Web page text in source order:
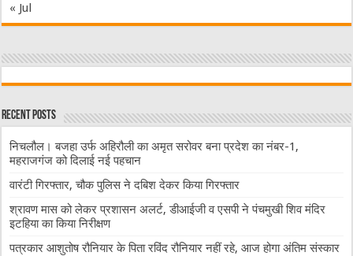
« Jul
Recent Posts
निचलौल। बजहा उर्फ अहिरौली का अमृत सरोवर बना प्रदेश का नंबर-1,
महराजगंज को दिलाई नई पहचान
वारंटी गिरफ्तार, चौक पुलिस ने दबिश देकर किया गिरफ्तार
श्रावण मास को लेकर प्रशासन अलर्ट, डीआईजी व एसपी ने पंचमुखी शिव मंदिर
इटहिया का किया निरीक्षण
पत्रकार आशुतोष रौनियार के पिता रविंद रौनियार नहीं रहे, आज होगा अंतिम संस्कार